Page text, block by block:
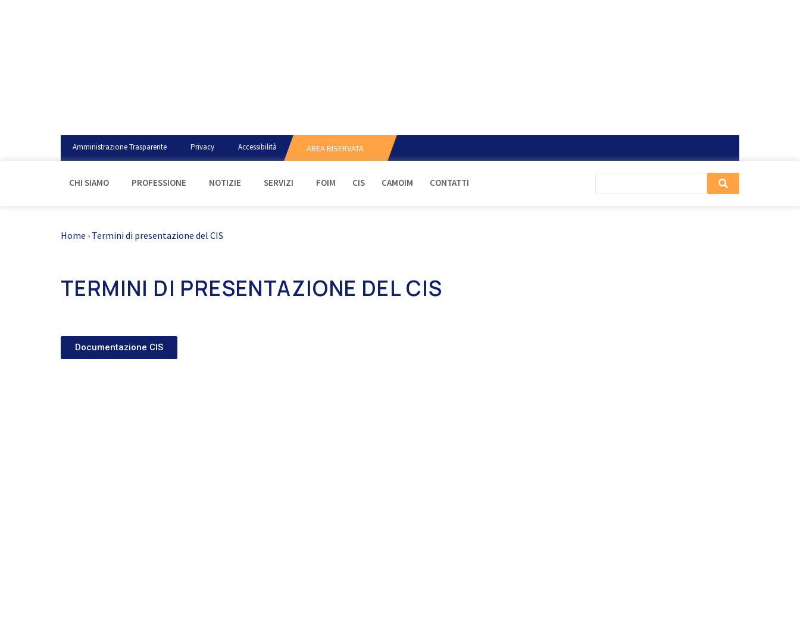
Amministrazione Trasparente Privacy Accessibilità AREA RISERVATA
CHI SIAMO PROFESSIONE NOTIZIE SERVIZI FOIM CIS CAMOIM CONTATTI
Home › Termini di presentazione del CIS
TERMINI DI PRESENTAZIONE DEL CIS
Documentazione CIS